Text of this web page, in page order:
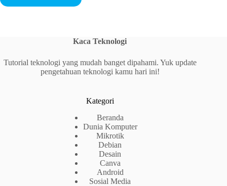
Kaca Teknologi
Tutorial teknologi yang mudah banget dipahami. Yuk update
pengetahuan teknologi kamu hari ini!
Kategori
Beranda
Dunia Komputer
Mikrotik
Debian
Desain
Canva
Android
Sosial Media